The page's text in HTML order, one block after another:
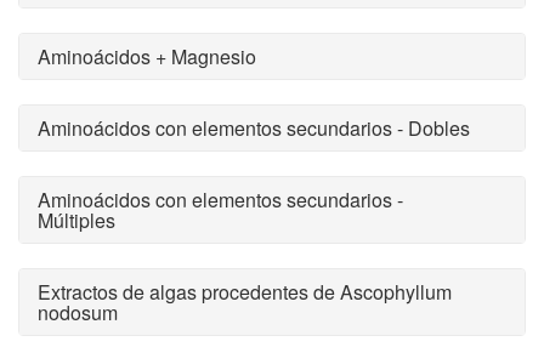
Aminoácidos + Magnesio
Aminoácidos con elementos secundarios - Dobles
Aminoácidos con elementos secundarios -
Múltiples
Extractos de algas procedentes de Ascophyllum
nodosum